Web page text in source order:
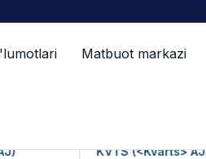
Matbuot markazi
KVTS (<Kvarts> AJ)